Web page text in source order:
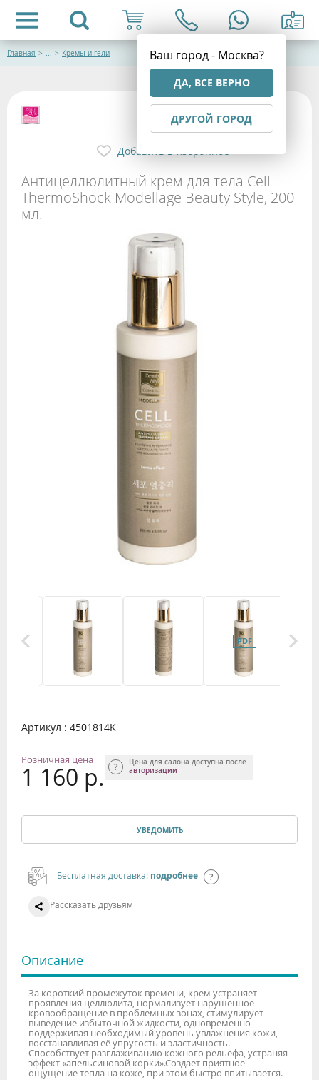
Ваш город - Москва?
ДА, ВСЕ ВЕРНО
ДРУГОЙ ГОРОД
Главная > ... > Кремы и гели
Антицеллюлитный крем для тела Cell
ThermoShock Modellage Beauty Style, 200
мл.
Добавить в избранное
Артикул : 4501814K
Розничная цена
1 160 р.
Цена для салона доступна после
авторизации
УВЕДОМИТЬ
Бесплатная доставка: подробнее
Рассказать друзьям
Описание
За короткий промежуток времени, крем устраняет
проявления целлюлита, нормализует нарушенное
кровообращение в проблемных зонах, стимулирует
выведение избыточной жидкости, одновременно
поддерживая необходимый уровень увлажнения кожи,
восстанавливая её упругость и эластичность.
Способствует разглаживанию кожного рельефа, устраняя
эффект «апельсиновой корки».Создает приятное
ощущение тепла на коже, при этом быстро впитывается.